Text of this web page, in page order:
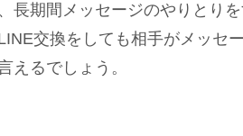
長期間メッセージのやりとり
交換をしても相手がメッセ
えるでしょう。